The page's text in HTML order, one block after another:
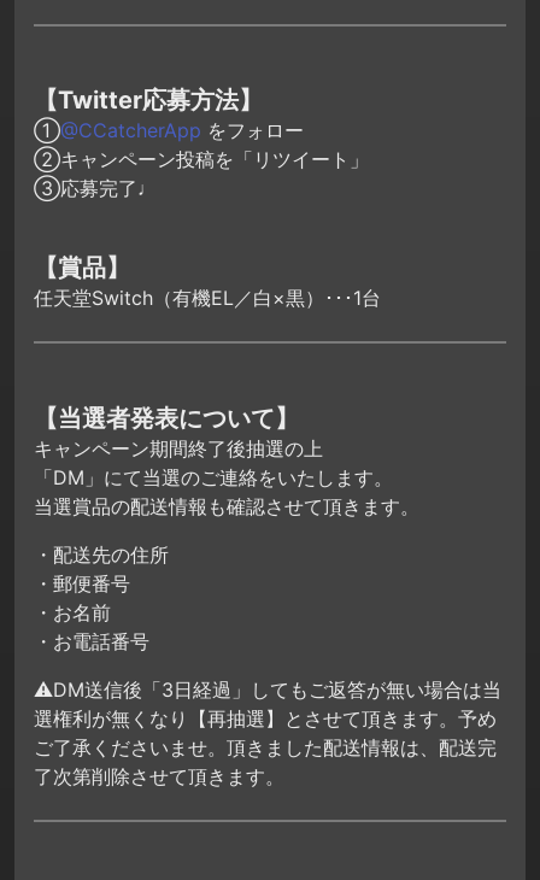
【Twitter応募方法】
①@CCatcherApp をフォロー
②キャンペーン投稿を「リツイート」
③応募完了♩
【賞品】
任天堂Switch（有機EL／白×黒）･･･1台
【当選者発表について】
キャンペーン期間終了後抽選の上
「DM」にて当選のご連絡をいたします。
当選賞品の配送情報も確認させて頂きます。
・配送先の住所
・郵便番号
・お名前
・お電話番号
⚠DM送信後「3日経過」してもご返答が無い場合は当
選権利が無くなり【再抽選】とさせて頂きます。予め
ご了承くださいませ。頂きました配送情報は、配送完
了次第削除させて頂きます。